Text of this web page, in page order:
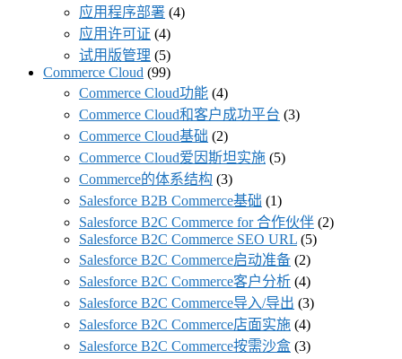
应用程序部署 (4)
应用许可证 (4)
试用版管理 (5)
Commerce Cloud (99)
Commerce Cloud功能 (4)
Commerce Cloud和客户成功平台 (3)
Commerce Cloud基础 (2)
Commerce Cloud爱因斯坦实施 (5)
Commerce的体系结构 (3)
Salesforce B2B Commerce基础 (1)
Salesforce B2C Commerce for 合作伙伴 (2)
Salesforce B2C Commerce SEO URL (5)
Salesforce B2C Commerce启动准备 (2)
Salesforce B2C Commerce客户分析 (4)
Salesforce B2C Commerce导入/导出 (3)
Salesforce B2C Commerce店面实施 (4)
Salesforce B2C Commerce按需沙盒 (3)